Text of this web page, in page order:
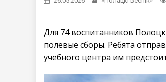
Для 74 воспитанников
полевые сборы. Ребята
учебного центра им